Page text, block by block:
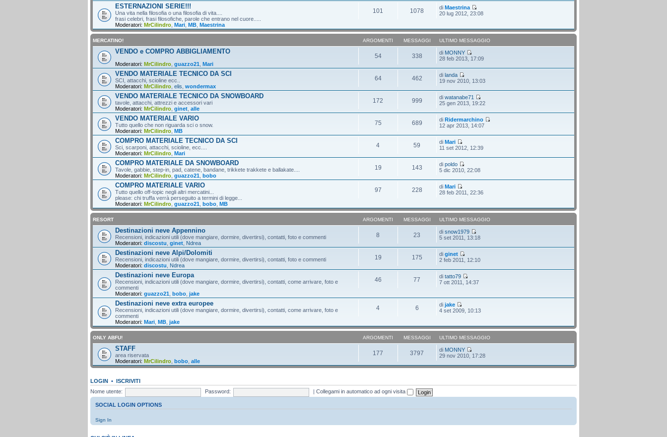
ESTERNAZIONI SERIE!!!
Una vita nella filosofia o una filosofia di vita....
frasi celebri, frasi filosofiche, parole che entrano nel cuore.....
Moderatori: MrCilindro Mari MB Maestrina
101 1078 diMaestrina
20 lug 2012, 23:08
MERCATINO! ARGOMENTI MESSAGGI ULTIMO MESSAGGIO
VENDO e COMPRO ABBIGLIAMENTO
Moderatori: MrCilindro guazzo21 Mari
54 338 di MONNY
28 feb 2013, 17:09
VENDO MATERIALE TECNICO DA SCI
SCI, attacchi, scioline ecc..
Moderatori: MrCilindro elis wondermax
64 462 dilanda
19 nov 2010, 13:03
VENDO MATERIALE TECNICO DA SNOWBOARD
tavole, attacchi, attrezzi e accessori vari
Moderatori: MrCilindro ginet alle
172 999 diwatanabe71
25 gen 2013, 19:22
VENDO MATERIALE VARIO
Tutto quello che non riguarda sci o snow.
Moderatori: MrCilindro MB
75 689 diRidermarchino
12 apr 2013, 14:07
COMPRO MATERIALE TECNICO DA SCI
Sci, scarponi, attacchi, scioline, ecc....
Moderatori: MrCilindro Mari
4 59 diMari
11 set 2012, 12:39
COMPRO MATERIALE DA SNOWBOARD
Tavole, gabbie, step-in, pad, catene, bandane, trikkete trakkete e ballakate....
Moderatori: MrCilindro guazzo21 bobo
19 143 dipoldo
5 dic 2010, 22:08
COMPRO MATERIALE VARIO
Tutto quello off-topic negli altri mercatini...
please: chi truffa verrà perseguito a termini di legge...
Moderatori: MrCilindro guazzo21 bobo MB
97 228 diMari
28 feb 2011, 22:36
RESORT ARGOMENTI MESSAGGI ULTIMO MESSAGGIO
Destinazioni neve Appennino
Recensioni, indicazioni utili (dove mangiare, dormire, divertirsi), contatti, foto e commenti
Moderatori: discostu ginet Ndrea
8 23 disnow1979
5 set 2011, 13:18
Destinazioni neve Alpi/Dolomiti
Recensioni, indicazioni utili (dove mangiare, dormire, divertirsi), contatti, foto e commenti
Moderatori: discostu Ndrea
19 175 diginet
2 feb 2011, 12:10
Destinazioni neve Europa
Recensioni, indicazioni utili (dove mangiare, dormire, divertirsi), contatti, come arrivare, foto e
commenti
Moderatori: guazzo21 bobo jake
46 77 ditatto79
7 ott 2011, 14:37
Destinazioni neve extra europee
Recensioni, indicazioni utili (dove mangiare, dormire, divertirsi), contatti, come arrivare, foto e
commenti
Moderatori: Mari MB jake
4 6 dijake
4 set 2009, 10:13
ONLY ABFU! ARGOMENTI MESSAGGI ULTIMO MESSAGGIO
STAFF
area riservata
Moderatori: MrCilindro bobo alle
177 3797 di MONNY
29 nov 2010, 17:28
LOGIN • ISCRIVITI
Nome utente:
Password: Collegami in automatico ad ogni visita
SOCIAL LOGIN OPTIONS
Sign In